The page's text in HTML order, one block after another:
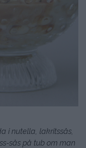
i nutella, lakritssås,
sås på tub om man